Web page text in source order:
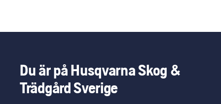
Du är på Husqvarna Skog &
Trädgård Sverige